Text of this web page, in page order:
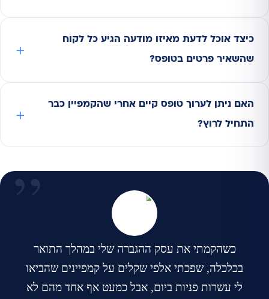
כיצד אוכל לדעת מאיזו מודעה הגיע כל לקוח
שהשאיר פרטים בטופס?
האם ניתן לערוך טופס קיים אחרי שהקמפיין כבר
התחיל לרוץ?
כשהקמתי את עסק ההגברה שלי במהלך התואר
בכלכלה, שפכתי אלפי שקלים על קמפיינים שהביאו
לי עשרות פניות ביום, אבל כמעט אף אחד מהם לא